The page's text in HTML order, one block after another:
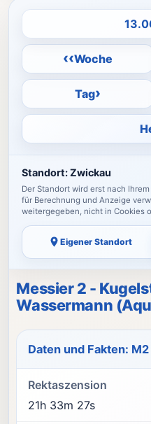
‹‹Woche
Datum auswählen
Tag›
Standort:Zwickau
Der Standort wird erst nach
für Berechnung und Anzeige
weitergegeben, nicht in Cookies
Eigener Standort
Messier 2 -
Wassermann
Daten und Fakten:
Rektaszension
21h 33m 27s